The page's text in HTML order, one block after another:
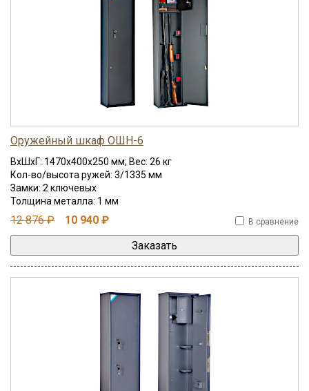
В сравнение
Оружейный шкаф ОШН-6
ВхШхГ: 1470x400x250 мм; Вес: 26 кг
Кол-во/высота ружей: 3/1335 мм
Замки: 2 ключевых
Толщина металла: 1 мм
12 876 ₽ 10 940 ₽